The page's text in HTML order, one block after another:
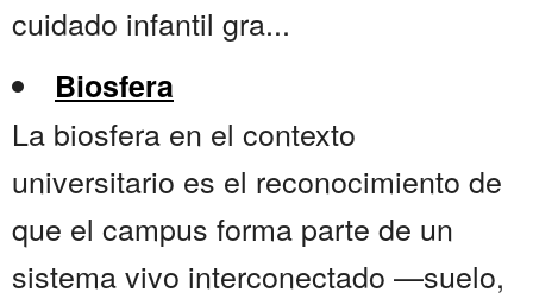
cuidado infantil gra...
Biosfera
La biosfera en el contexto
universitario es el reconocimiento de
que el campus forma parte de un
sistema vivo interconectado —suelo,